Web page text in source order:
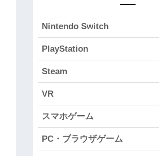
Nintendo Switch
PlayStation
Steam
VR
スマホゲーム
PC・ブラウザゲーム